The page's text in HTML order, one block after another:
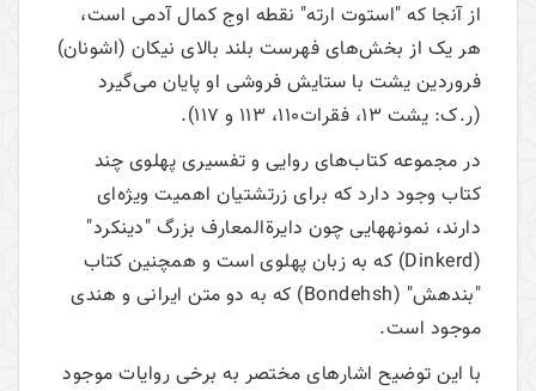
از آنجا که "استوت ارته" نقطه اوج کمال آدمی است،
هر یک از بخش‌های فهرست بلند بالای نیکان (اشونان)
فروردین یشت با ستایش فروشی او پایان می‌گیرد
(ر.ک: یشت 13، فقرات110، 113 و 117).
در مجموعه کتاب‌های روایی و تفسیری پهلوی چند
کتاب وجود دارد که برای زرتشتیان اهمیت ویژه‌ای
دارند، نمونه­هایی چون دایرةالمعارف بزرگ "دینکرد"
(Dinkerd) که به زبان پهلوی است و همچنین کتاب
"بندهش" (Bondehsh) که به دو متن ایرانی و هندی
موجود است.
با این توضیح اشاره­ای مختصر به برخی روایات موجود